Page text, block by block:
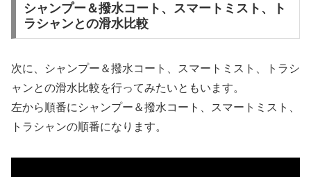
シャンプー＆撥水コート、スマートミスト、ト
ラシャンとの滑水比較
次に、シャンプー＆撥水コート、スマートミスト、トラシ
ャンとの滑水比較を行ってみたいともいます。
左から順番にシャンプー＆撥水コート、スマートミスト、
トラシャンの順番になります。